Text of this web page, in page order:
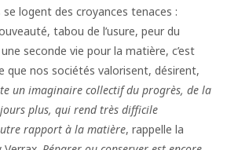
logent des croyances tenaces :
tabou de l’usure, peur du
seconde vie pour la matière, c’est
que nos sociétés valorisent, désirent,
un imaginaire collectif du progrès, de la
plus, qui rend très difficile
rapport à la matière, rappelle la